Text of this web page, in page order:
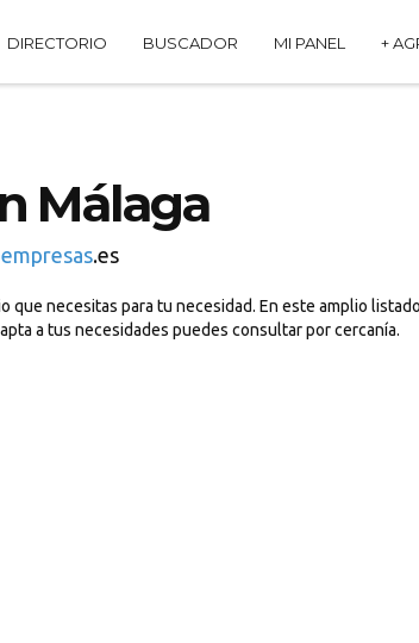
DIRECTORIO BUSCADOR MI PANEL +
Málaga
.es
necesitas para tu necesidad. En este amplio
a tus necesidades puedes consultar por cercanía.